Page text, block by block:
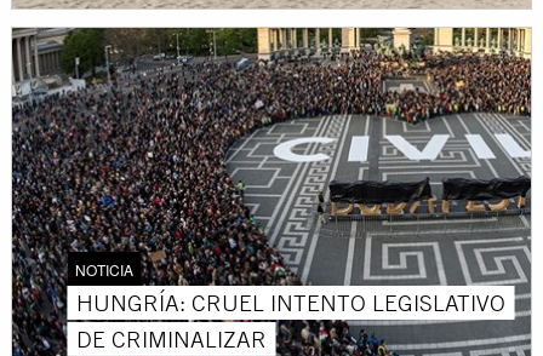
NOTICIA
HUNGRÍA: CRUEL INTENTO LEGISLATIVO
DE CRIMINALIZAR